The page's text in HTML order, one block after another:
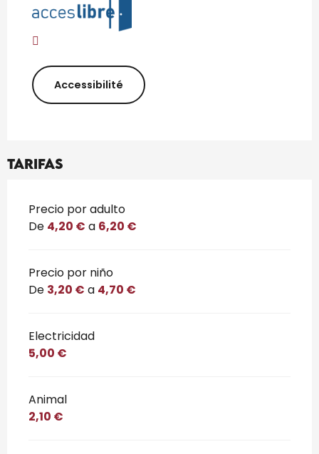
Accessibilité
Tarifas
Tarifas 2026
Precio por adulto
De 4,20 € a 6,20 €
Precio por niño
De 3,20 € a 4,70 €
Electricidad
5,00 €
Animal
2,10 €